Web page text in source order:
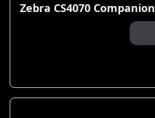
Zebra CS4070 Companion